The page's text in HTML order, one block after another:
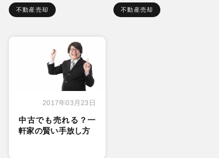
不動産売却 不動産売却
2017年03月23日
中古でも売れる？一
軒家の賢い手放し方